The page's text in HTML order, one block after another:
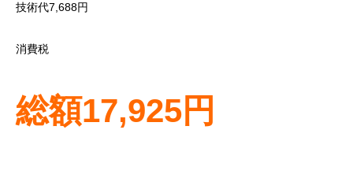
技術代7,688円
消費税
総額17,925円